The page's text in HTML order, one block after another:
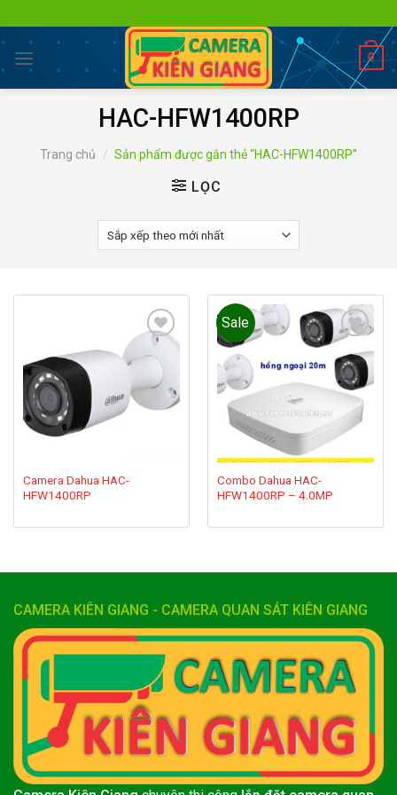
to
content
0
HAC-HFW1400RP
Trang chủ / Sản phẩm được gắn thẻ “HAC-HFW1400RP”
LỌC
Add to
wishlist
Camera Dahua HAC-
HFW1400RP
Sale
Add to
wishlist
Combo Dahua HAC-
HFW1400RP – 4.0MP
CAMERA KIÊN GIANG - CAMERA QUAN SÁT KIÊN GIANG